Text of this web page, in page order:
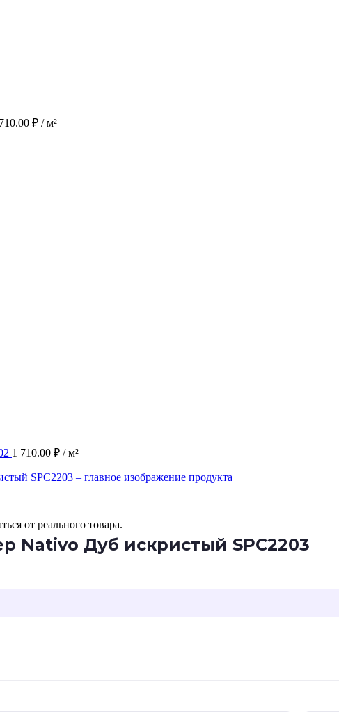
₽ / м²
1 710.00 ₽ / м²
от реального товара.
Nativo Дуб искристый SPC2203